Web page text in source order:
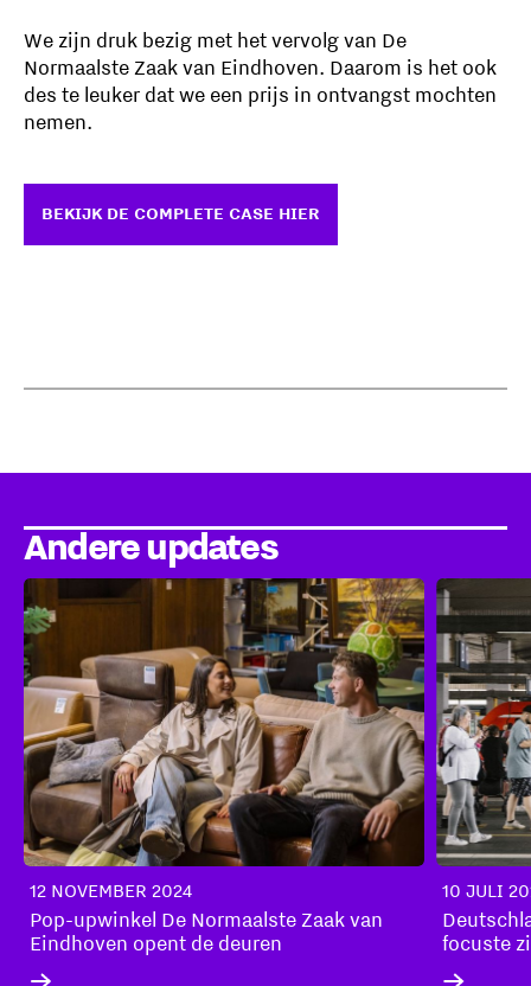
We zijn druk bezig met het vervolg van De
Normaalste Zaak van Eindhoven. Daarom is het ook
des te leuker dat we een prijs in ontvangst mochten
nemen.
BEKIJK DE COMPLETE CASE HIER
Andere updates
12 NOVEMBER 2024
Pop-upwinkel De Normaalste Zaak van
Eindhoven opent de deuren
10 JULI
focuste
markt